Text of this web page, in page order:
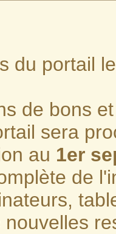
du portail
de bons
sera
au 1er
de